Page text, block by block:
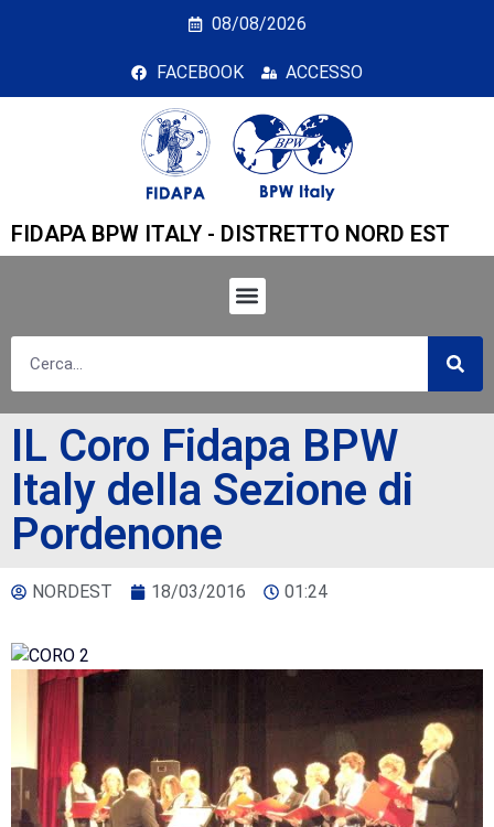
IL Coro Fidapa BPW
08/08/2026
FACEBOOK ACCESSO
FIDAPA BPW ITALY - DISTRETTO NORD EST
IL Coro Fidapa BPW
Italy della Sezione di
Pordenone
NORDEST 18/03/2016 01:24